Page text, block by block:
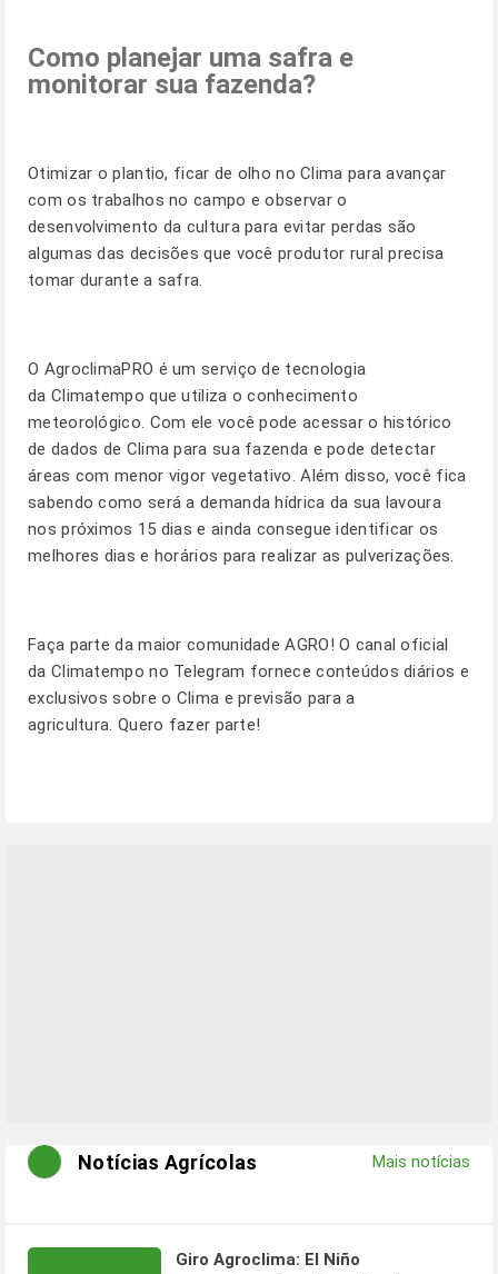
Como planejar uma safra e
monitorar sua fazenda?
Otimizar o plantio, ficar de olho no Clima para avançar
com os trabalhos no campo e observar o
desenvolvimento da cultura para evitar perdas são
algumas das decisões que você produtor rural precisa
tomar durante a safra.
O AgroclimaPRO é um serviço de tecnologia
da Climatempo que utiliza o conhecimento
meteorológico. Com ele você pode acessar o histórico
de dados de Clima para sua fazenda e pode detectar
áreas com menor vigor vegetativo. Além disso, você fica
sabendo como será a demanda hídrica da sua lavoura
nos próximos 15 dias e ainda consegue identificar os
melhores dias e horários para realizar as pulverizações.
Faça parte da maior comunidade AGRO! O canal oficial
da Climatempo no Telegram fornece conteúdos diários e
exclusivos sobre o Clima e previsão para a
agricultura. Quero fazer parte!
Notícias Agrícolas Mais notícias
Giro Agroclima: El Niño